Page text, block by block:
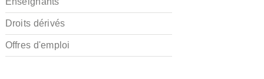
Droits dérivés
Offres d'emploi